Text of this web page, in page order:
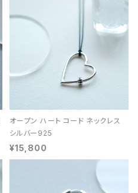
オープン ハート コード ネックレス
シルバー925
¥15,800